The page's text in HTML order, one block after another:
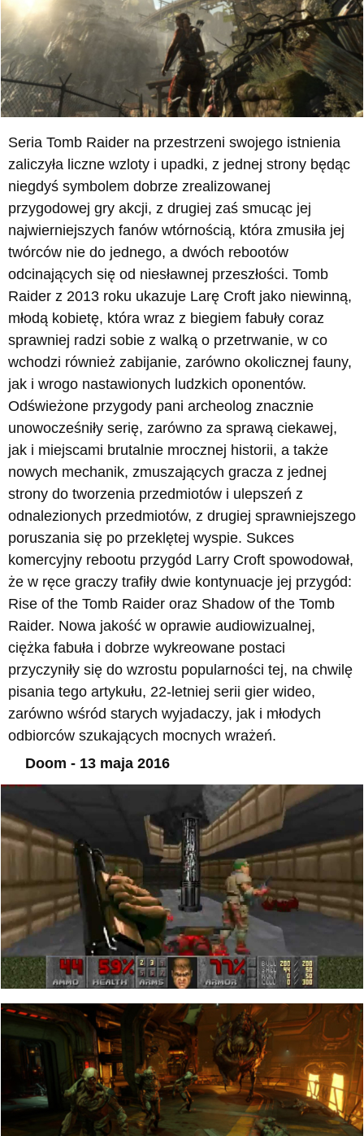
Seria Tomb Raider na przestrzeni swojego istnienia
zaliczyła liczne wzloty i upadki, z jednej strony będąc
niegdyś symbolem dobrze zrealizowanej
przygodowej gry akcji, z drugiej zaś smucąc jej
najwierniejszych fanów wtórnością, która zmusiła jej
twórców nie do jednego, a dwóch rebootów
odcinających się od niesławnej przeszłości. Tomb
Raider z 2013 roku ukazuje Larę Croft jako niewinną,
młodą kobietę, która wraz z biegiem fabuły coraz
sprawniej radzi sobie z walką o przetrwanie, w co
wchodzi również zabijanie, zarówno okolicznej fauny,
jak i wrogo nastawionych ludzkich oponentów.
Odświeżone przygody pani archeolog znacznie
unowocześniły serię, zarówno za sprawą ciekawej,
jak i miejscami brutalnie mrocznej historii, a także
nowych mechanik, zmuszających gracza z jednej
strony do tworzenia przedmiotów i ulepszeń z
odnalezionych przedmiotów, z drugiej sprawniejszego
poruszania się po przeklętej wyspie. Sukces
komercyjny rebootu przygód Larry Croft spowodował,
że w ręce graczy trafiły dwie kontynuacje jej przygód:
Rise of the Tomb Raider oraz Shadow of the Tomb
Raider. Nowa jakość w oprawie audiowizualnej,
ciężka fabuła i dobrze wykreowane postaci
przyczyniły się do wzrostu popularności tej, na chwilę
pisania tego artykułu, 22-letniej serii gier wideo,
zarówno wśród starych wyjadaczy, jak i młodych
odbiorców szukających mocnych wrażeń.
Doom - 13 maja 2016